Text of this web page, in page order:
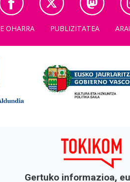
OHARRA PUBLIZITATEA
Gertuko informazioa,